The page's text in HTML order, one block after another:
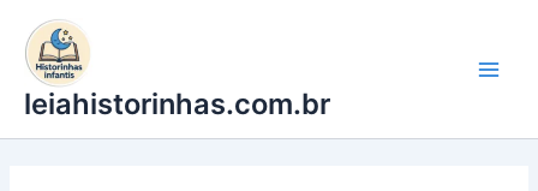
para
conteúdo
leiahistorinhas.com.br